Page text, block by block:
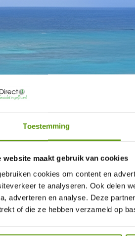
Toestemming
website maakt gebruik van cookies
cookies om content en
te analyseren. Ook delen
adverteren en analyse. Deze
of die ze hebben verzameld op